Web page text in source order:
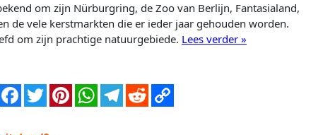
om zijn Nürburgring, de Zoo van Berlijn, Fantasialand,
de vele kerstmarkten die er ieder jaar gehouden worden.
om zijn prachtige natuurgebiede. Lees verder »